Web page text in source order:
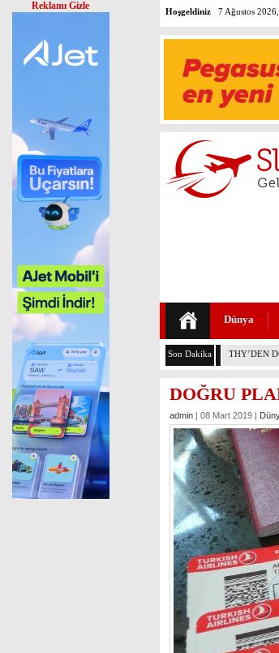
Hoşgeldiniz 7 Ağustos
Dünya
Son Dakika AJET’İN
DOĞRU
admin | 08 Mart 2019 |
Reklamı Gizle